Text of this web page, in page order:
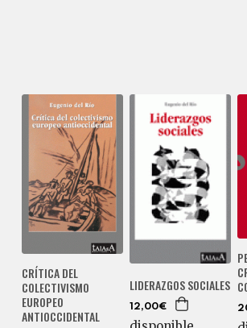
CRÍTICA DEL
COLECTIVISMO
EUROPEO
ANTIOCCIDENTAL
LIDERAZGOS SOCIALES
12,00€